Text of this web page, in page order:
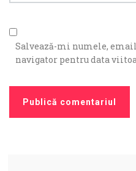
Salvează-mi numele,
navigator pentru data